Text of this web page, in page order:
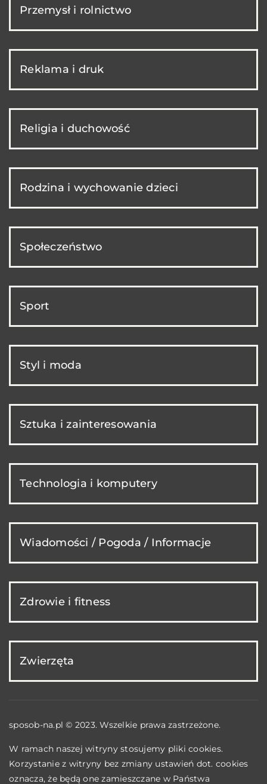
Przemysł i rolnictwo
Reklama i druk
Religia i duchowość
Rodzina i wychowanie dzieci
Społeczeństwo
Sport
Styl i moda
Sztuka i zainteresowania
Technologia i komputery
Wiadomości / Pogoda / Informacje
Zdrowie i fitness
Zwierzęta
sposob-na.pl © 2023. Wszelkie prawa zastrzeżone.
W ramach naszej witryny stosujemy pliki cookies.
Korzystanie z witryny bez zmiany ustawień dot. cookies
oznacza, że będą one zamieszczane w Państwa